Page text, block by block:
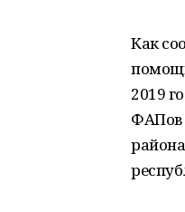
Как
2019
ФАПов